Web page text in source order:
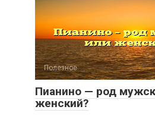
Полезное
Пианино — род
женский?